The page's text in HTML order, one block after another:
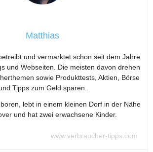
Matthias
und vermarktet schon seit dem Jahre
und Webseiten. Die meisten davon drehen
sowie Produkttests, Aktien, Börse
Tipps zum Geld sparen.
lebt in einem kleinen Dorf in der Nähe
und hat zwei erwachsene Kinder.
www.verbraucher-tipps.com